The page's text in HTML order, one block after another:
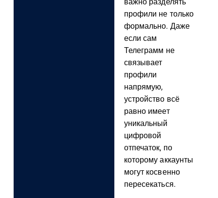
профили не только
формально. Даже
если сам
Телеграмм не
связывает
профили
напрямую,
устройство всё
равно имеет
уникальный
цифровой
отпечаток, по
которому аккаунты
могут косвенно
пересекаться.